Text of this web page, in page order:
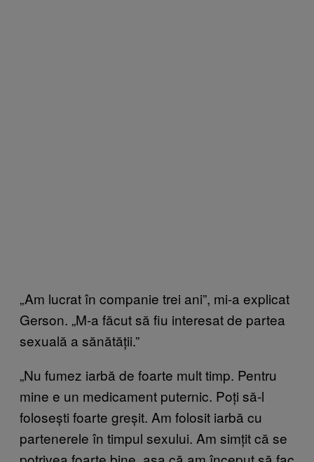
„Am lucrat în companie trei ani”, mi-a explicat
Gerson. „M-a făcut să fiu interesat de partea
sexuală a sănătății.”
„Nu fumez iarbă de foarte mult timp. Pentru
mine e un medicament puternic. Poți să-l
folosești foarte greșit. Am folosit iarbă cu
partenerele în timpul sexului. Am simțit că se